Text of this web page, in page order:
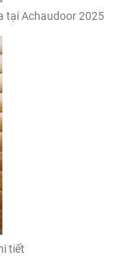
tại Achaudoor 2025
tiết